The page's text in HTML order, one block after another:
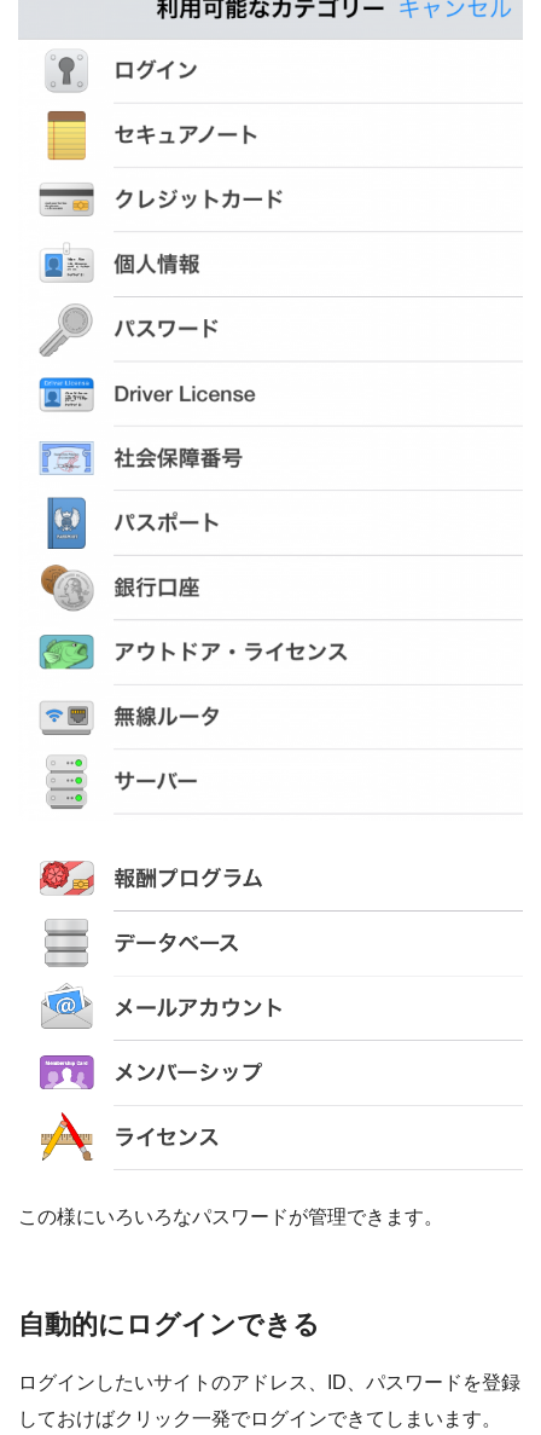
この様にいろいろなパスワードが管理できます。
自動的にログインできる
ログインしたいサイトのアドレス、ID、パスワードを登録
しておけばクリック一発でログインできてしまいます。